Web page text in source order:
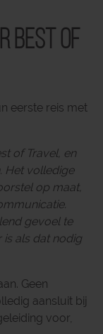
Best of
eerste reis met
of Travel, en
Het volledige
op maat,
gevoel te
is als dat nodig
Geen
aansluit bij
voor,